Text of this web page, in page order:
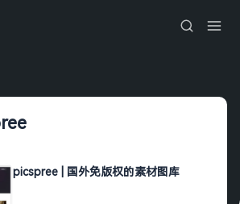
picspree | 国外免版权的素材图库